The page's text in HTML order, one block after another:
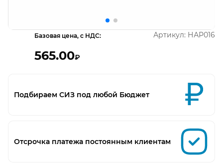
Открыть изображение
Базовая цена, с НДС:
565.00₽
Артикул: НАР016
Подбираем СИЗ под любой Бюджет
Отсрочка платежа постоянным клиентам